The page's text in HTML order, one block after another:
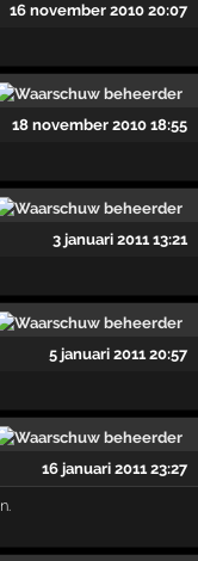
16 november 2010 20:07
18 november 2010 18:55
3 januari 2011 13:21
5 januari 2011 20:57
16 januari 2011 23:27